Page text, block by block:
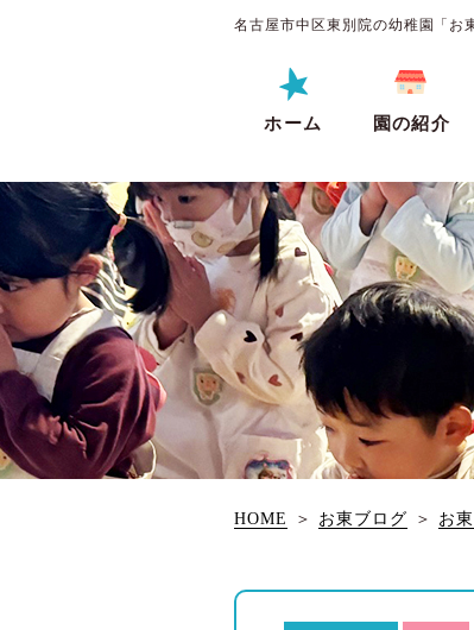
名古屋市中区東別院の幼稚園「お
ホーム 園の紹介
HOME ＞ お東ブログ ＞ お